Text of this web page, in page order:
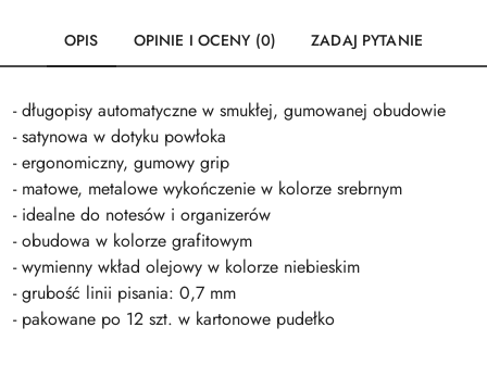
OPIS OPINIE I OCENY (0) ZADAJ PYTANIE
- długopisy automatyczne w smukłej, gumowanej obudowie
- satynowa w dotyku powłoka
- ergonomiczny, gumowy grip
- matowe, metalowe wykończenie w kolorze srebrnym
- idealne do notesów i organizerów
- obudowa w kolorze grafitowym
- wymienny wkład olejowy w kolorze niebieskim
- grubość linii pisania: 0,7 mm
- pakowane po 12 szt. w kartonowe pudełko